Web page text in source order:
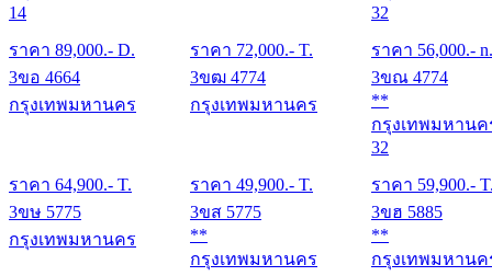
14
ราคา 89,000.- D. ราคา 72,000.- T.
32
ราคา 56,000.- n.
3ขอ 4664
กรุงเทพมหานคร
ราคา 64,900.- T.
3ขฒ 4774
กรุงเทพมหานคร
ราคา 49,900.- T.
3ขณ 4774
**
กรุงเทพมหานค
32
ราคา 59,900.-
3ขษ 5775
กรุงเทพมหานคร
3ขส 5775
**
กรุงเทพมหานคร
3ขฮ 5885
**
กรุงเทพมหานค